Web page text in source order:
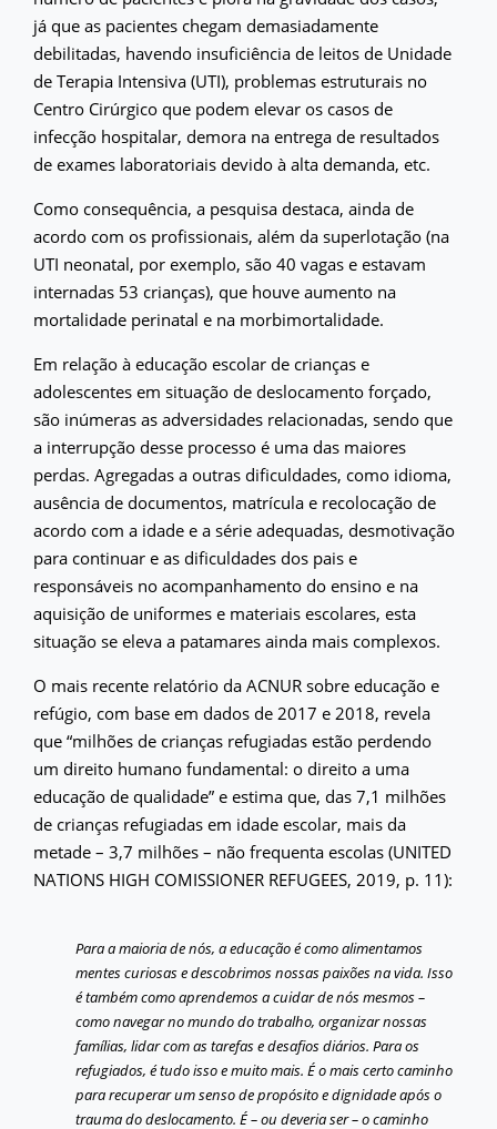
já que as pacientes chegam demasiadamente
debilitadas, havendo insuficiência de leitos de Unidade
de Terapia Intensiva (UTI), problemas estruturais no
Centro Cirúrgico que podem elevar os casos de
infecção hospitalar, demora na entrega de resultados
de exames laboratoriais devido à alta demanda, etc.
Como consequência, a pesquisa destaca, ainda de
acordo com os profissionais, além da superlotação (na
UTI neonatal, por exemplo, são 40 vagas e estavam
internadas 53 crianças), que houve aumento na
mortalidade perinatal e na morbimortalidade.
Em relação à educação escolar de crianças e
adolescentes em situação de deslocamento forçado,
são inúmeras as adversidades relacionadas, sendo que
a interrupção desse processo é uma das maiores
perdas. Agregadas a outras dificuldades, como idioma,
ausência de documentos, matrícula e recolocação de
acordo com a idade e a série adequadas, desmotivação
para continuar e as dificuldades dos pais e
responsáveis no acompanhamento do ensino e na
aquisição de uniformes e materiais escolares, esta
situação se eleva a patamares ainda mais complexos.
O mais recente relatório da ACNUR sobre educação e
refúgio, com base em dados de 2017 e 2018, revela
que “milhões de crianças refugiadas estão perdendo
um direito humano fundamental: o direito a uma
educação de qualidade” e estima que, das 7,1 milhões
de crianças refugiadas em idade escolar, mais da
metade – 3,7 milhões – não frequenta escolas (UNITED
NATIONS HIGH COMISSIONER REFUGEES, 2019, p. 11):
Para a maioria de nós, a educação é como alimentamos
mentes curiosas e descobrimos nossas paixões na vida. Isso
é também como aprendemos a cuidar de nós mesmos –
como navegar no mundo do trabalho, organizar nossas
famílias, lidar com as tarefas e desafios diários. Para os
refugiados, é tudo isso e muito mais. É o mais certo caminho
para recuperar um senso de propósito e dignidade após o
trauma do deslocamento. É – ou deveria ser – o caminho